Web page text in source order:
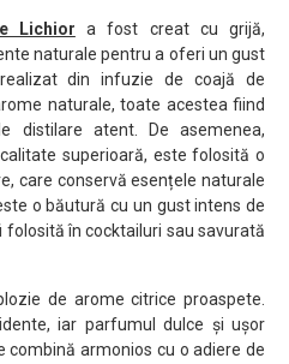
Lichior a fost creat cu grijă,
naturale pentru a oferi un gust
din infuzie de coajă de
naturale, toate acestea fiind
distilare atent. De asemenea,
superioară, este folosită o
care conservă esențele naturale
o băutură cu un gust intens de
în cocktailuri sau savurată
de arome citrice proaspete.
iar parfumul dulce și ușor
combină armonios cu o adiere de